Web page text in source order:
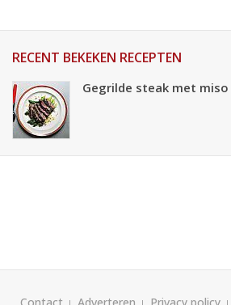
RECENT BEKEKEN RECEPTEN
Gegrilde steak met